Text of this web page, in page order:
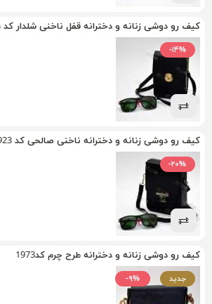
کیف رو دوشی زنانه و دخترانه قفل ناخنی شلدار کد 934
-۱۴%
کیف رو دوشی زنانه و دخترانه ناخنی صالحی کد 923
-۲۰%
کیف رو دوشی زنانه و دخترانه طرح چرم کد1973
جدید -۹%